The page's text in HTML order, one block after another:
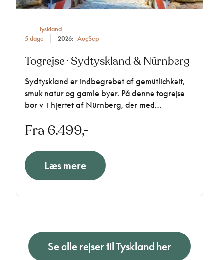
Tyskland
5 dage
2026: AugSep
Togrejse · Sydtyskland & Nürnberg
Sydtyskland er indbegrebet af gemütlichkeit,
smuk natur og gamle byer. På denne togrejse
bor vi i hjertet af Nürnberg, der med
gader er som levende historie. Vi besøger
byens underjordiske hvælvinger, sejler gennem
det smukke naturområde Donaudurchbruch og
besøger bryggeriet Kuchlbauer, hvor arkitekten
Hundertwasser lader kunst og øl flyde sammen.
Fra 6.499,-
Læs mere
Se alle rejser til Tyskland her